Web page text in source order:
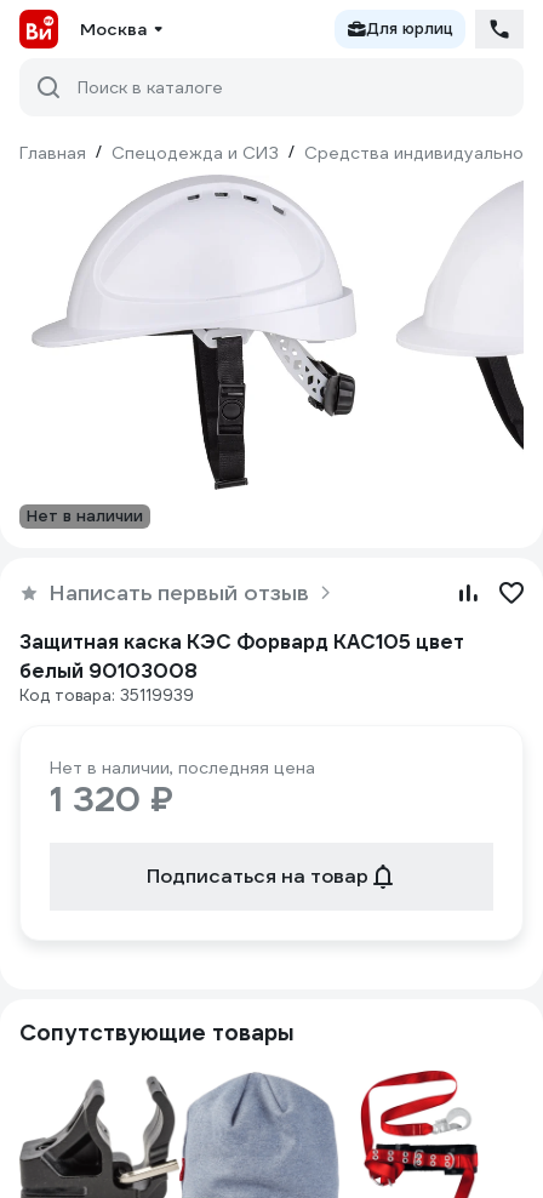
Москва Для юрлиц
Поиск в каталоге
Главная / Спецодежда и СИЗ / Средства индивидуальной
Нет в наличии
Написать первый отзыв
Защитная каска КЭС Форвард КАС105 цвет
белый 90103008
Код товара: 35119939
Нет в наличии, последняя цена
1 320 ₽
Подписаться на товар
Сопутствующие товары